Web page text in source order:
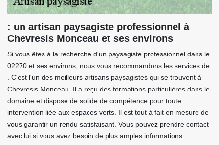
: un artisan paysagiste professionnel à
Chevresis Monceau et ses environs
Si vous êtes à la recherche d'un paysagiste professionnel dans le
02270 et ses environs, nous vous recommandons les services de
. C'est l'un des meilleurs artisans paysagistes qui se trouvent à
Chevresis Monceau. Il a reçu des formations particulières dans le
domaine et dispose de solide de compétence pour toute
intervention liée aux espaces verts. Il est tout à fait en mesure de
vous garantir un rendu satisfaisant. Vous pouvez prendre contact
avec lui si vous avez besoin de plus amples informations.